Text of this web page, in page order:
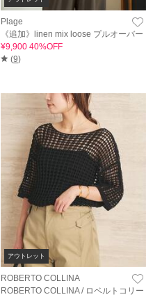
Plage
《追加》linen mix loose プルオーバー
¥9,900 40%OFF
(9)
アウトレット
ROBERTO COLLINA
ROBERTO COLLINA / ロベルトコリー